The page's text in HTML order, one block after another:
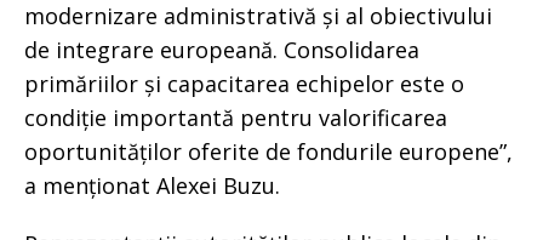
modernizare administrativă și al obiectivului
de integrare europeană. Consolidarea
primăriilor și capacitarea echipelor este o
condiție importantă pentru valorificarea
oportunităților oferite de fondurile europene”,
a menționat Alexei Buzu.